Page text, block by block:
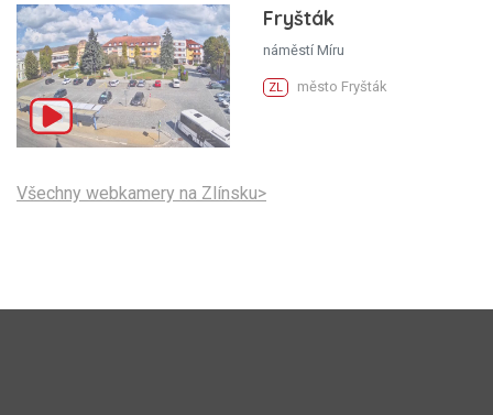
Fryšták
náměstí Míru
ZL město Fryšták
Všechny webkamery na Zlínsku>